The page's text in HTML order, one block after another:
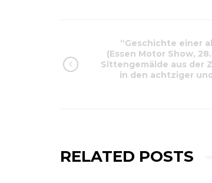
“Geschichte einer
(Essen Motor Show,
Sittengemälde aus der
in den achtziger
RELATED POSTS